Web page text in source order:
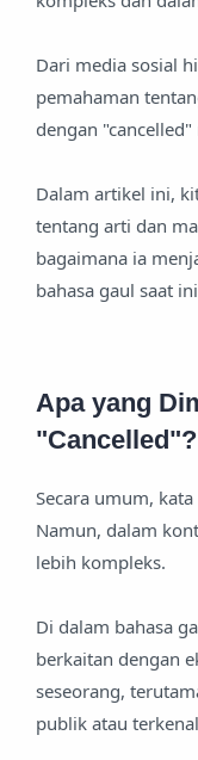
Dari media sosial
pemahaman
dengan
Dalam artikel ini,
tentang arti dan
bagaimana ia
bahasa gaul saat
Apa yang
"Cancelled"?
Secara umum,
Namun, dalam
lebih kompleks.
Di dalam bahasa
berkaitan dengan
seseorang,
publik atau